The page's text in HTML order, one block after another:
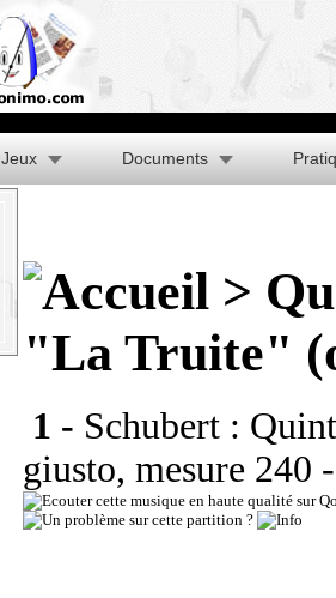
Jeux Documents
>
"La Truite"
1 - Schubert :
giusto, mesure 240